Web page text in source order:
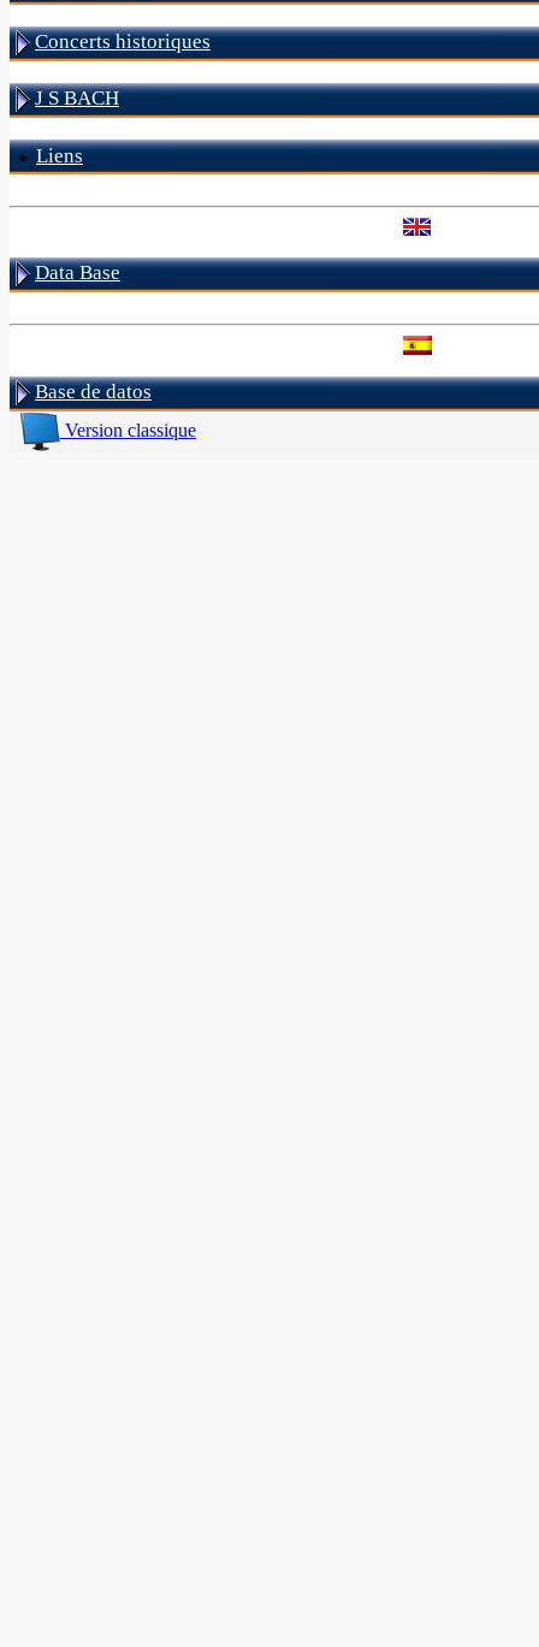
Concerts historiques
J S BACH
Liens
Data Base
Base de datos
Version classique